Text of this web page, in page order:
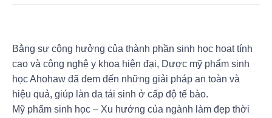
Bằng sự cộng hưởng của thành phần sinh học hoạt tính
cao và công nghệ y khoa hiện đại, Dược mỹ phẩm sinh
học Ahohaw đã đem đến những giải pháp an toàn và
hiệu quả, giúp làn da tái sinh ở cấp độ tế bào.
Mỹ phẩm sinh học – Xu hướng của ngành làm đẹp thời